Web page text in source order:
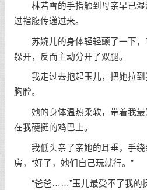
林若雪的手指触到母亲早已湿
过指腹传递过来。
苏婉儿的身体轻轻颤了一下，
躲开，反而主动分开了双腿。
我走过去抱起玉儿，把她拉到
胸膛。
她的身体温热柔软，带着我最
在我硬挺的鸡巴上。
我低头亲了亲她的耳垂，手绕
房，“好了，她们自己玩就行。”
“爸爸……”玉儿最受不了我的抚